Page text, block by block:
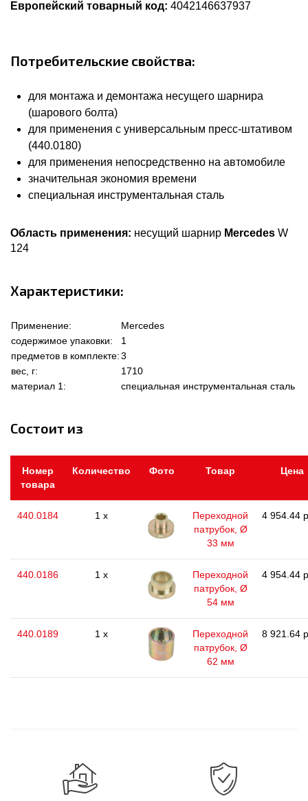
Европейский товарный код: 4042146637937
Потребительские свойства:
для монтажа и демонтажа несущего шарнира
(шарового болта)
для применения с универсальным пресс-штативом
(440.0180)
для применения непосредственно на автомобиле
значительная экономия времени
специальная инструментальная сталь
Область применения: несущий шарнир Mercedes W
124
Характеристики:
Применение:
Mercedes
содержимое упаковки:
1
предметов в комплекте:3
вес, г:
1710
материал 1:
специальная инструментальная сталь
Состоит из
Номер
товара
Количество Фото Товар Цена
440.0184 1 x
Переходной
патрубок, Ø
33 мм
4 954.44
440.0186 1 x
Переходной
патрубок, Ø
54 мм
4 954.44
440.0189 1 x
Переходной
патрубок, Ø
62 мм
8 921.64